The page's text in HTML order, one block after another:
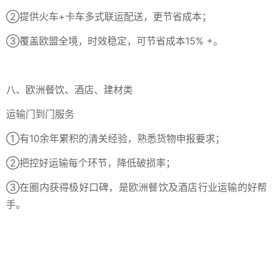
②提供火车+卡车多式联运配送，更节省成本；
③覆盖欧盟全境，时效稳定，可节省成本15% +。
八、欧洲餐饮、酒店、建材类
运输门到门服务
①有10余年累积的清关经验，熟悉货物申报要求；
②把控好运输每个环节，降低破损率；
③在圈内获得极好口碑，是欧洲餐饮及酒店行业运输的好帮
手。